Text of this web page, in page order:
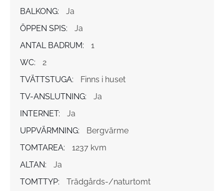
BALKONG:
Ja
ÖPPEN SPIS:
Ja
ANTAL BADRUM:
1
WC:
2
TVÄTTSTUGA:
Finns i huset
TV-ANSLUTNING:
Ja
INTERNET:
Ja
UPPVÄRMNING:
Bergvärme
TOMTAREA:
1237 kvm
ALTAN:
Ja
TOMTTYP:
Trädgårds-/naturtomt